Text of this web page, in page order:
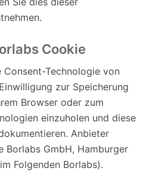
Cookie
Technologie von
zur Speicherung
Browser oder zum
einzuholen und diese
Anbieter
Borlabs GmbH, Hamburger
Folgenden Borlabs).